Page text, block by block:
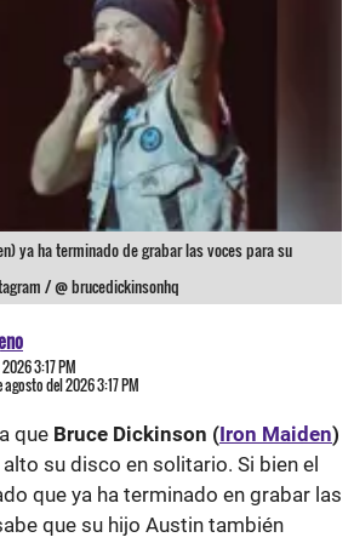
ya ha terminado de grabar las voces para su
/ @ brucedickinsonhq
3:17 PM
del 2026 3:17 PM
que Bruce Dickinson (Iron Maiden)
su disco en solitario. Si bien el
que ya ha terminado en grabar las
que su hijo Austin también